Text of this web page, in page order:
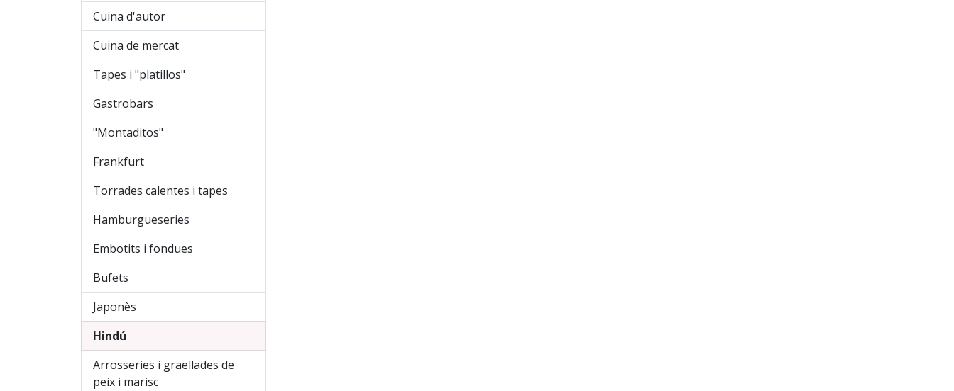
Cuina d'autor
Cuina de mercat
Tapes i "platillos"
Gastrobars
"Montaditos"
Frankfurt
Torrades calentes i tapes
Hamburgueseries
Embotits i fondues
Bufets
Japonès
Hindú
Arrosseries i graellades de
peix i marisc